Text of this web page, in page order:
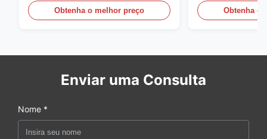
Obtenha o melhor preço Obtenha o
Enviar uma Consulta
Nome *